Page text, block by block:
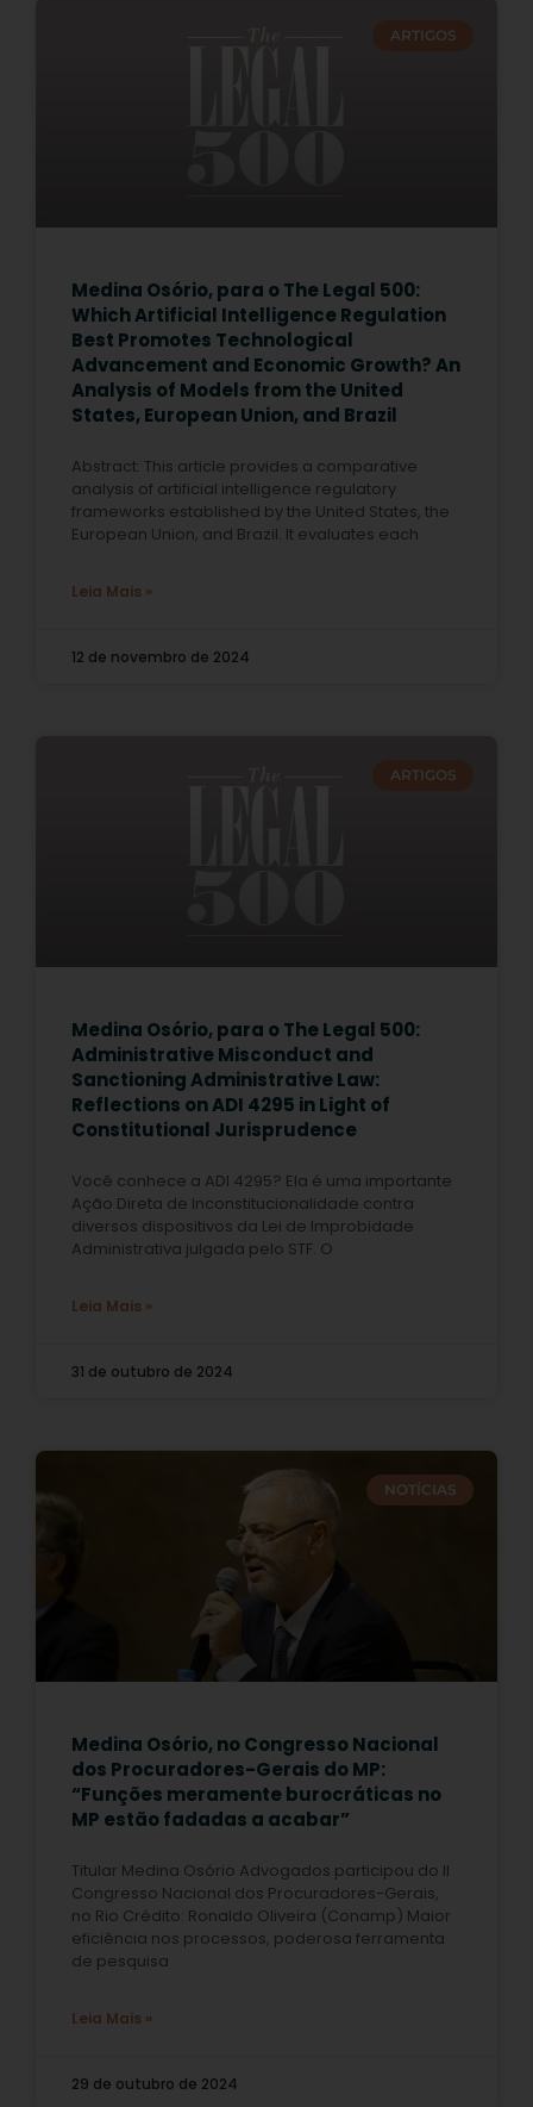
ARTIGOS
Medina Osório, para o The Legal 500:
Which Artificial Intelligence Regulation
Best Promotes Technological
Advancement and Economic Growth? An
Analysis of Models from the United
States, European Union, and Brazil
Abstract: This article provides a comparative
analysis of artificial intelligence regulatory
frameworks established by the United States, the
European Union, and Brazil. It evaluates each
Leia Mais »
12 de novembro de 2024
ARTIGOS
Medina Osório, para o The Legal 500:
Administrative Misconduct and
Sanctioning Administrative Law:
Reflections on ADI 4295 in Light of
Constitutional Jurisprudence
Você conhece a ADI 4295? Ela é uma importante
Ação Direta de Inconstitucionalidade contra
diversos dispositivos da Lei de Improbidade
Administrativa julgada pelo STF. O
Leia Mais »
31 de outubro de 2024
NOTÍCIAS
Medina Osório, no Congresso Nacional
dos Procuradores-Gerais do MP:
“Funções meramente burocráticas no
MP estão fadadas a acabar”
Titular Medina Osório Advogados participou do II
Congresso Nacional dos Procuradores-Gerais,
no Rio Crédito: Ronaldo Oliveira (Conamp) Maior
eficiência nos processos, poderosa ferramenta
de pesquisa
Leia Mais »
29 de outubro de 2024